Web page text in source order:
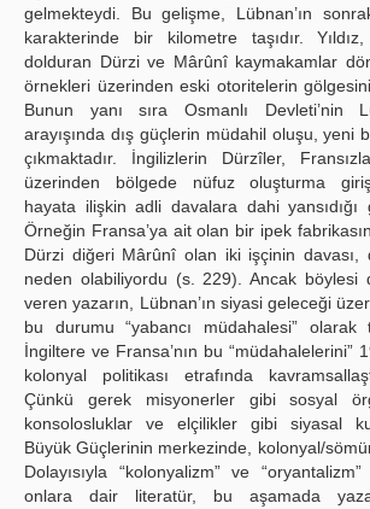
gelmekteydi. Bu gelişme, Lübnan’ın
karakterinde bir kilometre taşıdır.
dolduran Dürzi ve Mârûnî kaymakamlar
örnekleri üzerinden eski otoritelerin
Bunun yanı sıra Osmanlı Devleti’nin
arayışında dış güçlerin müdahil oluşu, yeni
çıkmaktadır. İngilizlerin Dürzîler,
üzerinden bölgede nüfuz oluşturma
hayata ilişkin adli davalara dahi yansıdığı
Örneğin Fransa’ya ait olan bir ipek
Dürzi diğeri Mârûnî olan iki işçinin davası,
neden olabiliyordu (s. 229). Ancak böylesi
veren yazarın, Lübnan’ın siyasi geleceği
bu durumu “yabancı müdahalesi” olarak
İngiltere ve Fransa’nın bu “müdahalelerini”
kolonyal politikası etrafında
Çünkü gerek misyonerler gibi sosyal
konsolosluklar ve elçilikler gibi siyasal
Büyük Güçlerinin merkezinde, kolonyal/
Dolayısıyla “kolonyalizm” ve
onlara dair literatür, bu aşamada